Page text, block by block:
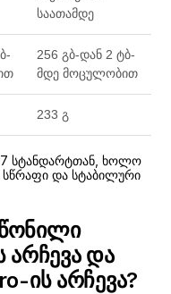
საათამდე
256 გბ-დან 2 ტბ-
მდე მოცულობით
233 გ
7 სტანდარტთან, ხოლო
სწრაფი და სტაბილური
არჩევა და
ის არჩევა?